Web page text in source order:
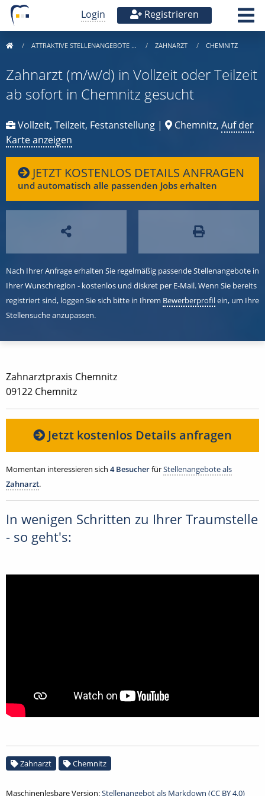
Login Registrieren
ATTRAKTIVE STELLENANGEBOTE … ZAHNARZT CHEMNITZ
Zahnarzt (m/w/d) in Vollzeit oder Teilzeit
ab sofort in Chemnitz gesucht
Vollzeit, Teilzeit, Festanstellung | Chemnitz, Auf der
Karte anzeigen
JETZT KOSTENLOS DETAILS ANFRAGEN
und automatisch alle passenden Jobs erhalten
Nach Ihrer Anfrage erhalten Sie regelmäßig passende Stellenangebote in
Ihrer Wunschregion - kostenlos und diskret per E-Mail. Wenn Sie bereits
registriert sind, loggen Sie sich bitte in Ihrem Bewerberprofilein, um Ihre
Stellensuche anzupassen.
Zahnarztpraxis Chemnitz
09122 Chemnitz
Jetzt kostenlos Details anfragen
Momentan interessieren sich 4 BesucherfürStellenangebote als
Zahnarzt.
In wenigen Schritten zu Ihrer Traumstelle
- so geht's:
Zahnarzt Chemnitz
Maschinenlesbare Version:Stellenangebot als Markdown (CC BY 4.0)